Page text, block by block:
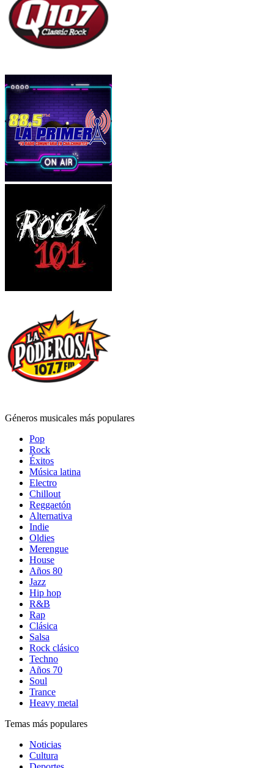
Géneros musicales más populares
Pop
Rock
Éxitos
Música latina
Electro
Chillout
Reggaetón
Alternativa
Indie
Oldies
Merengue
House
Años 80
Jazz
Hip hop
R&B
Rap
Clásica
Salsa
Rock clásico
Techno
Años 70
Soul
Trance
Heavy metal
Temas más populares
Noticias
Cultura